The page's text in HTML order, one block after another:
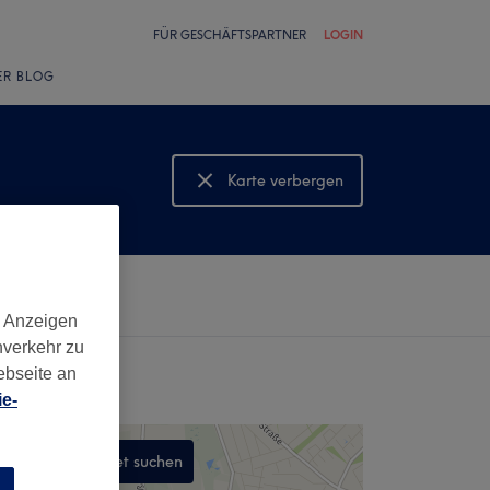
FÜR GESCHÄFTSPARTNER LOGIN
BLOG
Karte verbergen
Karte anzeigen
In diesem Gebiet suchen
zu
an